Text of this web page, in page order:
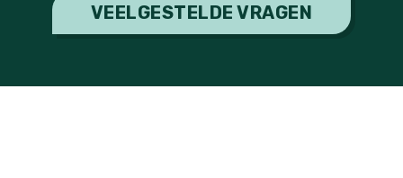
VEELGESTELDE VRAGEN